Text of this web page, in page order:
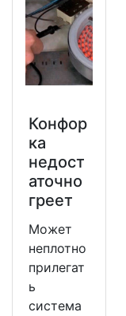
Конфор
ка
недост
аточно
греет
Может
неплотно
прилегат
ь
система